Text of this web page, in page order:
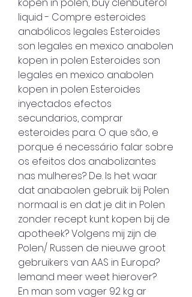
liquid - Compre esteroides
anabólicos legales Esteroides
son legales en mexico anabolen
kopen in polen Esteroides son
legales en mexico anabolen
kopen in polen Esteroides
inyectados efectos
secundarios, comprar
esteroides para. O que são, e
porque é necessário falar sobre
os efeitos dos anabolizantes
nas mulheres? De. Is het waar
dat anabaolen gebruik bij Polen
normaal is en dat je dit in Polen
zonder recept kunt kopen bij de
apotheek? Volgens mij zijn de
Polen/ Russen de nieuwe groot
gebruikers van AAS in Europa?
Iemand meer weet hierover?
En man som vager 92 kg ar